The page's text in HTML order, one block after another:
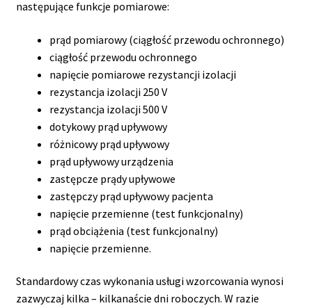
następujące funkcje pomiarowe:
prąd pomiarowy (ciągłość przewodu ochronnego)
ciągłość przewodu ochronnego
napięcie pomiarowe rezystancji izolacji
rezystancja izolacji 250 V
rezystancja izolacji 500 V
dotykowy prąd upływowy
różnicowy prąd upływowy
prąd upływowy urządzenia
zastępcze prądy upływowe
zastępczy prąd upływowy pacjenta
napięcie przemienne (test funkcjonalny)
prąd obciążenia (test funkcjonalny)
napięcie przemienne.
Standardowy czas wykonania usługi wzorcowania wynosi
zazwyczaj kilka – kilkanaście dni roboczych. W razie